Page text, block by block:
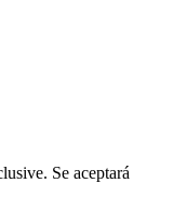
Se aceptará